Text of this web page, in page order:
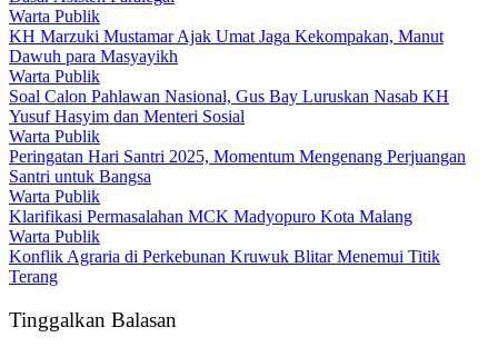
Warta Publik
KH Marzuki Mustamar Ajak Umat Jaga Kekompakan, Manut
Dawuh para Masyayikh
Warta Publik
Soal Calon Pahlawan Nasional, Gus Bay Luruskan Nasab KH
Yusuf Hasyim dan Menteri Sosial
Warta Publik
Peringatan Hari Santri 2025, Momentum Mengenang Perjuangan
Santri untuk Bangsa
Warta Publik
Klarifikasi Permasalahan MCK Madyopuro Kota Malang
Warta Publik
Konflik Agraria di Perkebunan Kruwuk Blitar Menemui Titik
Terang
Tinggalkan Balasan